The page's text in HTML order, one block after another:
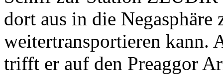
dort aus in die
weitertransportieren kann.
trifft er auf den Preaggor